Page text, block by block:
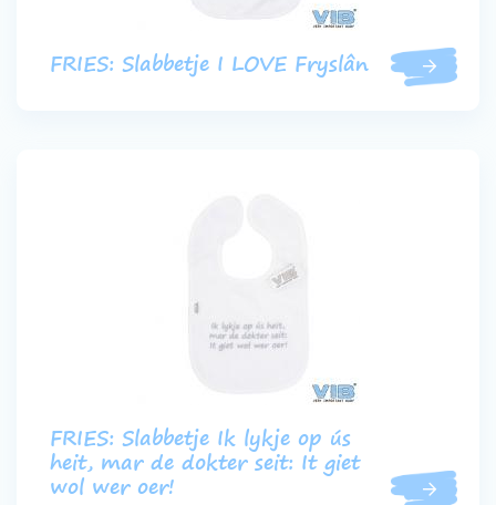
FRIES: Slabbetje I LOVE Fryslân
FRIES: Slabbetje Ik lykje op ús
heit, mar de dokter seit: It giet
wol wer oer!